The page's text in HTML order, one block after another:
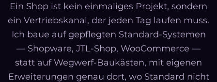
Ein Shop ist kein einmaliges Projekt, sondern
ein Vertriebskanal, der jeden Tag laufen muss.
Ich baue auf gepflegten Standard-Systemen
— Shopware, JTL-Shop, WooCommerce —
statt auf Wegwerf-Baukästen, mit eigenen
Erweiterungen genau dort, wo Standard nicht